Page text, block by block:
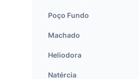
Poço Fundo
Machado
Heliodora
Natércia